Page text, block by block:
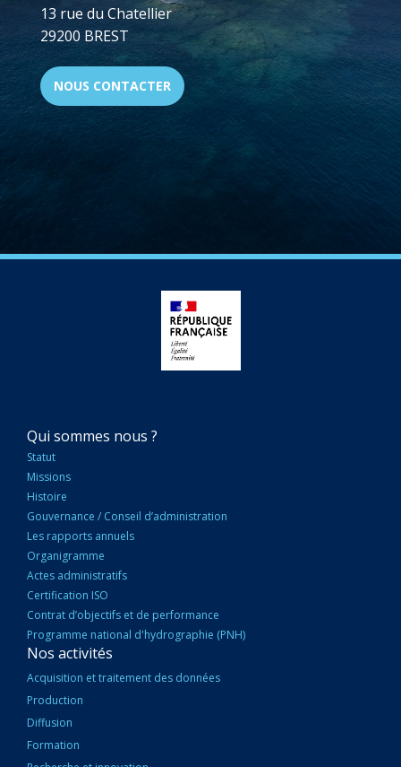
13 rue du Chatellier
29200 BREST
NOUS CONTACTER
NAVIGATION
PRINCIPALE
Qui sommes nous ?
Statut
Missions
Histoire
Gouvernance / Conseil d’administration
Les rapports annuels
Organigramme
Actes administratifs
Certification ISO
Contrat d’objectifs et de performance
Programme national d'hydrographie (PNH)
Nos activités
Acquisition et traitement des données
Production
Diffusion
Formation